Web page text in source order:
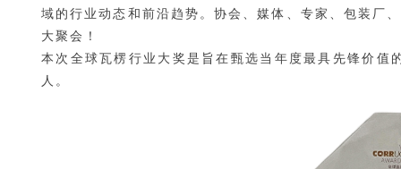
域的行业动态和前沿趋势。协会、媒体、专家、包装厂
大聚会！
本次全球瓦楞行业大奖是旨在甄选当年度最具先锋价
人。